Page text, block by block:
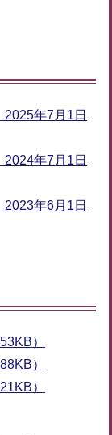
年7月1日
年7月1日
年6月1日
）
）
）